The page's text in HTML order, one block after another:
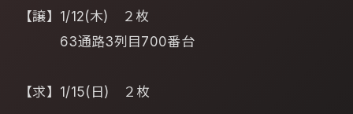
【譲】1/12(木) ２枚
63通路3列目700番台
【求】1/15(日) ２枚